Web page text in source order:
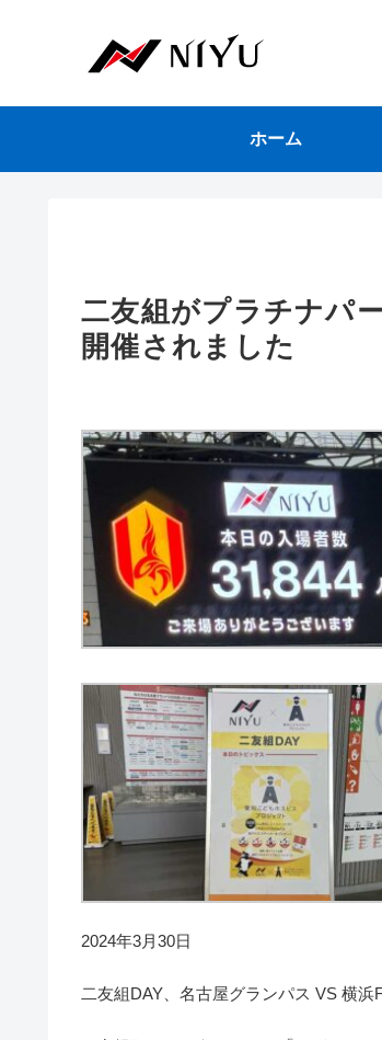
ホーム
二友組がプラチナパ
開催されました
2024年3月30日
二友組DAY、名古屋グランパス VS 横浜